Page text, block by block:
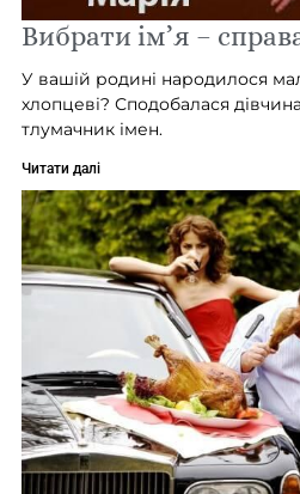
Вибрати ім’я –
У вашій родині народилося
хлопцеві? Сподобалася
тлумачник імен.
Читати далі